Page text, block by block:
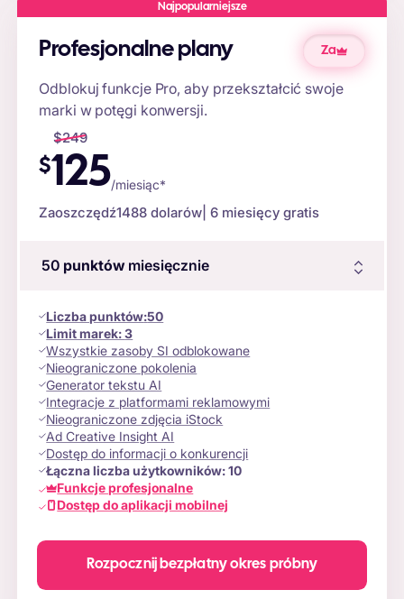
Najpopularniejsze
Profesjonalne plany Za
Odblokuj funkcje Pro, aby przekształcić swoje
marki w potęgi konwersji.
$249
$125/miesiąc*
Zaoszczędź1488 dolarów | 6 miesięcy gratis
50 punktówmiesięcznie
Liczba punktów:50
Limit marek:3
Wszystkie zasoby SI odblokowane
Nieograniczone pokolenia
Generator tekstu AI
Integracje z platformami reklamowymi
Nieograniczone zdjęcia iStock
Ad Creative Insight AI
Dostęp do informacji o konkurencji
Łączna liczba użytkowników:10
Funkcje profesjonalne
Dostęp do aplikacji mobilnej
Rozpocznij bezpłatny okres próbny